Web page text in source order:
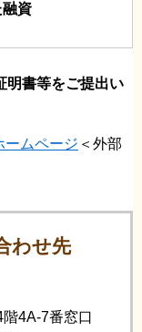
資
明書等をご提出い
ームページ ＜外部
わせ先
4A-7番窓口